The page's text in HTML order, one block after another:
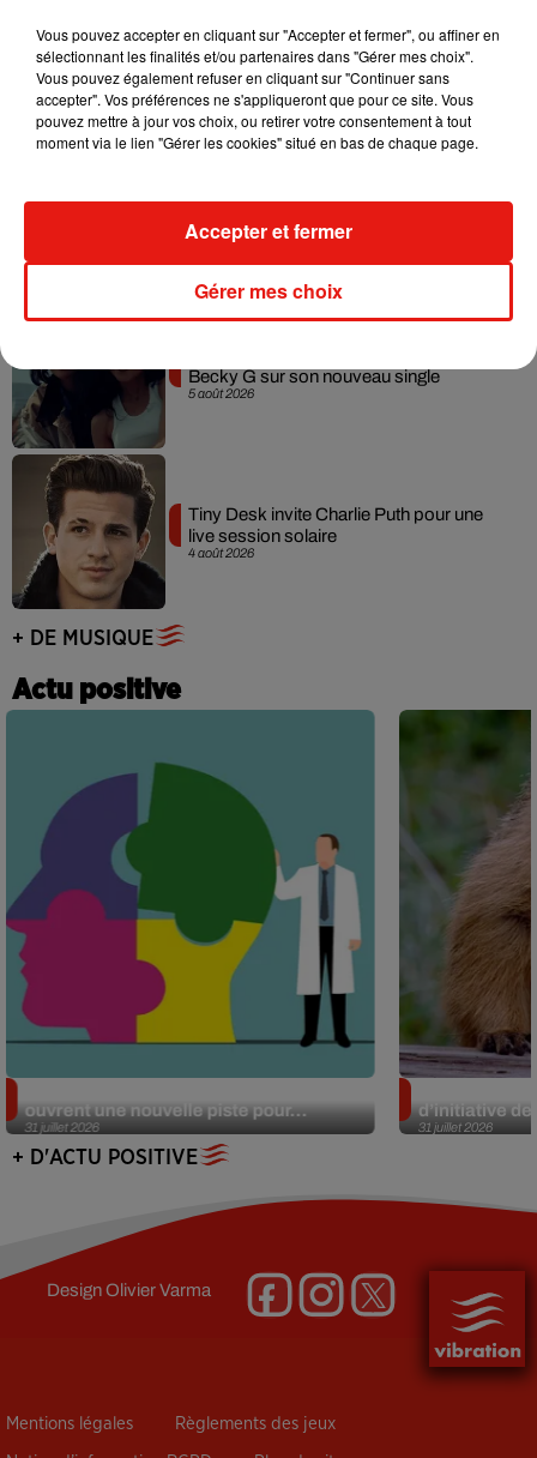
7 août 2026
Tayc et Didi B dévoilent le single le plus
dansant de l’année
7 août 2026
5 août 2026
Becky G sur son nouveau single
4 août 2026
Tiny Desk invite Charlie Puth pour une
live session solaire
+ DE MUSIQUE
Actu positive
31 juillet 2026
ouvrent une nouvelle piste pour...
31 juillet 2026
d’initiative
+ D'ACTU POSITIVE
DesignOlivier Varma
Mentions légales Règlements des jeux
Vous pouvez accepter en cliquant sur "Accepter et fermer", ou affiner en
sélectionnant les finalités et/ou partenaires dans "Gérer mes choix".
Vous pouvez également refuser en cliquant sur "Continuer sans
accepter". Vos préférences ne s'appliqueront que pour ce site. Vous
pouvez mettre à jour vos choix, ou retirer votre consentement à tout
moment via le lien "Gérer les cookies" situé en bas de chaque page.
Gérer mes choix
Accepter et fermer